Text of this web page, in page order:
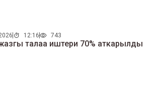
12:16 743
талаа иштери 70% аткарылды